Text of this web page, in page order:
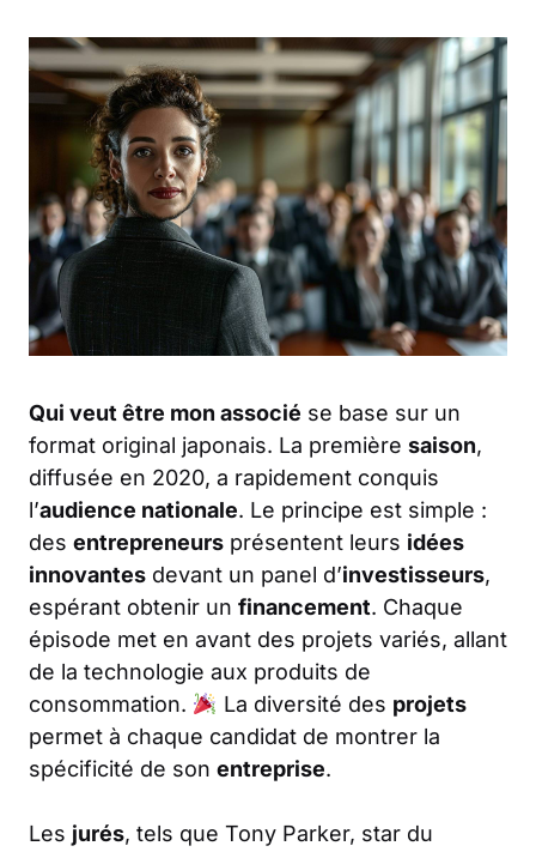
Qui veut être mon associé se base sur un
format original japonais. La première saison,
diffusée en 2020, a rapidement conquis
l’audience nationale. Le principe est simple :
des entrepreneurs présentent leurs idées
innovantes devant un panel d’investisseurs,
espérant obtenir un financement. Chaque
épisode met en avant des projets variés, allant
de la technologie aux produits de
consommation.
La diversité des projets
permet à chaque candidat de montrer la
spécificité de son entreprise.
Les jurés, tels que Tony Parker, star du